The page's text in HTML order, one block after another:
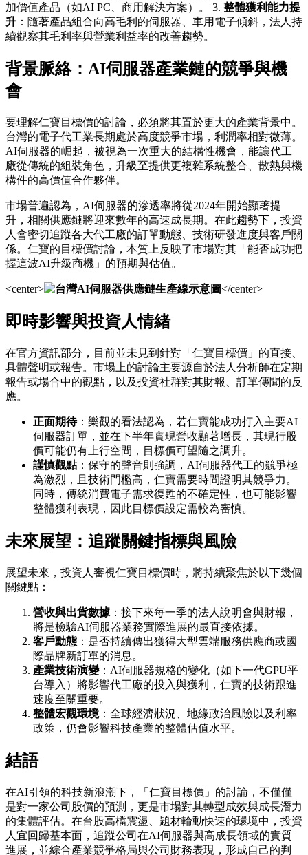
加價值產品（如AI PC、商用解決方案）。 3. 整體獲利能力提
升 ：隨著產品組合向高毛利的伺服器、車用電子傾斜，法人持
續觀察其毛利率與營業利益率的改善趨勢。
背景脈絡：AI伺服器產業鏈的競爭與機
會
要理解仁寶目標價的討論，必須將其置於更大的產業背景中。
台灣的電子代工業長期處於高度競爭市場，利潤率相對微薄。
AI伺服器的崛起，被視為一次重大的結構性機會，能讓代工
廠從傳統的組裝角色，升級至提供更複雜系統整合、散熱與機
構件的高價值合作夥伴。
市場普遍認為，AI伺服器的滲透率將從2024年開始顯著提
升，相關供應鏈將迎來數年的高速成長期。在此趨勢下，投資
人會密切追蹤各大代工廠的訂單動態、技術研發進度與客戶關
係。仁寶的目標價討論，本質上反映了市場對其「能否成功把
握這波AI升級商機」的預期與估值。
<center> </center>
即時影響與投資人情緒
在官方資訊部分，目前並未見到針對「仁寶目標價」的直接、
具體聲明或報告。市場上的討論主要源自於法人分析師在定期
報告或場合中的觀點，以及投資社群對其財報、訂單傳聞的反
應。
正面期待：樂觀的看法認為，若仁寶能成功打入主要AI
伺服器訂單，並在下半年實現營收顯著增長，其現行股
價可能仍有上行空間，目標價可望隨之調升。
謹慎觀點：保守的聲音則強調，AI伺服器代工的競爭極
為激烈，且技術門檻高，仁寶需要時間證明其競爭力。
同時，傳統消費電子需求復甦的不確定性，也可能影響
整體獲利表現，因此目標價設定需較為審慎。
未來展望：追蹤關鍵指標與風險
展望未來，投資人審視仁寶目標價時，將持續聚焦於以下幾個
關鍵點：
營收與出貨數據 ：接下來每一季的法人說明會與財報，
將是檢驗AI伺服器業務實際進展的最直接依據。
客戶動態 ：是否持續傳出獲得大型雲端服務供應商或國
際品牌新訂單的消息。
產業技術演變：AI伺服器規格的變化（如下一代GPU平
台導入）將影響代工廠的投入與獲利，仁寶的技術跟進
速度至關重要。
整體宏觀環境：全球經濟狀況、地緣政治風險以及利率
政策，仍會影響科技產業的整體估值水平。
結語
在AI引領的科技新浪潮下，「仁寶目標價」的討論，不僅僅
是對一家公司股價的預測，更是市場對其轉型成效與成長潛力
的集體評估。在台股高檔震盪、題材輪動快速的環境中，投資
人宜回歸基本面，追蹤公司在AI伺服器與高成長領域的實質
進展，並綜合產業競爭格局與公司財務表現，形成自己的判